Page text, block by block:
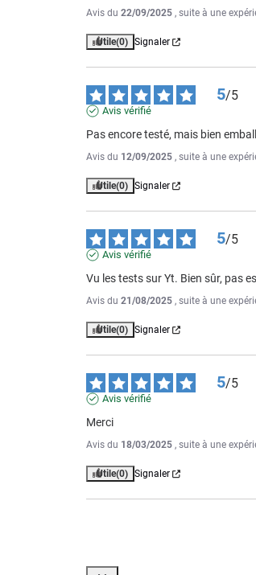
Avis du 22/09/2025 , suite à une
Utile(0) Signaler
5/5
Avis vérifié
Pas encore testé, mais bien
Avis du 12/09/2025 , suite à une
Utile(0) Signaler
5/5
Avis vérifié
Vu les tests sur Yt. Bien sûr, pas
Avis du 21/08/2025 , suite à une
Utile(0) Signaler
5/5
Avis vérifié
Merci
Avis du 18/03/2025 , suite à une
Utile(0) Signaler